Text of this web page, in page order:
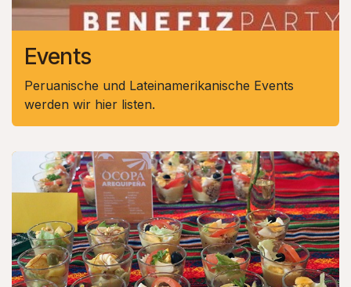
Events
Peruanische und Lateinamerikanische Events
werden wir hier listen.